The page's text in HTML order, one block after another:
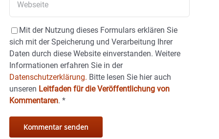
Mit der Nutzung dieses Formulars erklären Sie
sich mit der Speicherung und Verarbeitung Ihrer
Daten durch diese Website einverstanden. Weitere
Informationen erfahren Sie in der
Datenschutzerklärung. Bitte lesen Sie hier auch
unseren Leitfaden für die Veröffentlichung von
Kommentaren. *